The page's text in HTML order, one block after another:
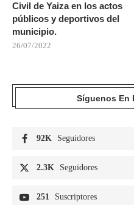
Civil de Yaiza en los actos
públicos y deportivos del
municipio.
26/07/2022
Síguenos En
92K Seguidores
2.3K Seguidores
251 Suscriptores